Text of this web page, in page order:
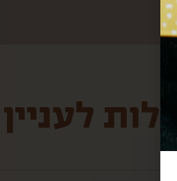
לעניין